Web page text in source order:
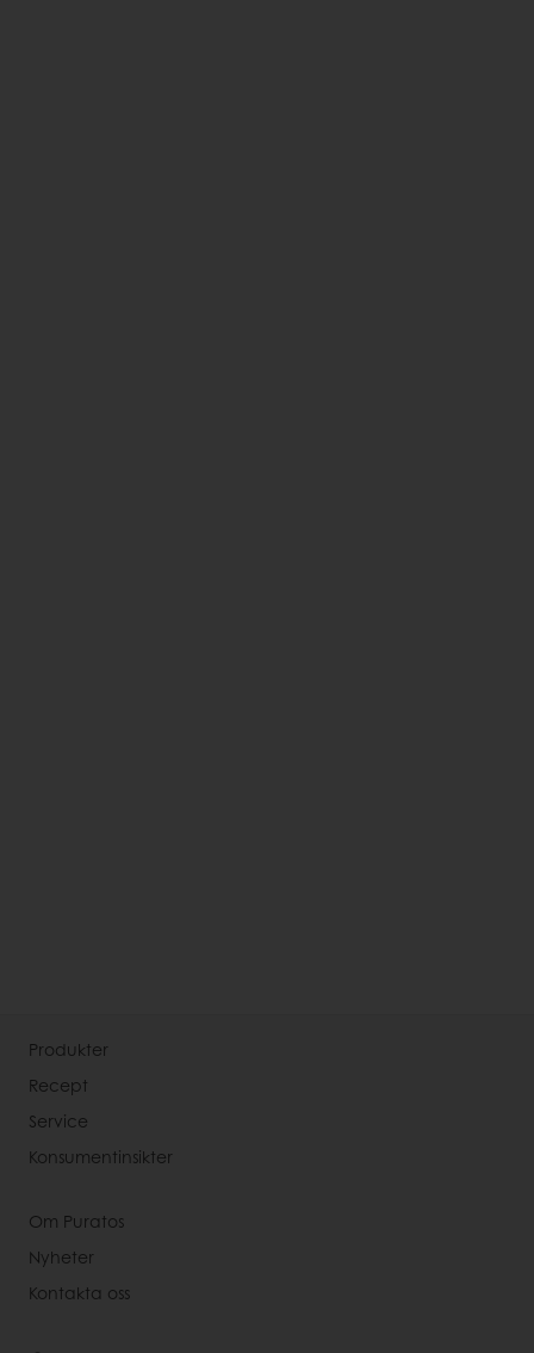
Produkter
Recept
Service
Konsumentinsikter
Om Puratos
Nyheter
Kontakta oss